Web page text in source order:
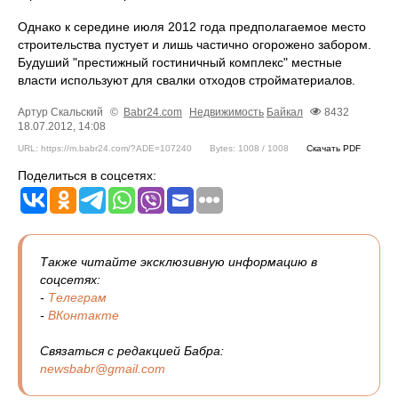
Однако к середине июля 2012 года предполагаемое место
строительства пустует и лишь частично огорожено забором.
Будуший "престижный гостиничный комплекс" местные
власти используют для свалки отходов стройматериалов.
Артур Скальский © Babr24.com Недвижимость Байкал
8432
18.07.2012, 14:08
URL: https://m.babr24.com/?ADE=107240 Bytes: 1008 / 1008 Скачать PDF
Поделиться в соцсетях:
Также читайте эксклюзивную информацию в
соцсетях:
- Телеграм
- ВКонтакте
Связаться с редакцией Бабра:
newsbabr@gmail.com